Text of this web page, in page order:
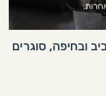
ובחיפה, סוגרים